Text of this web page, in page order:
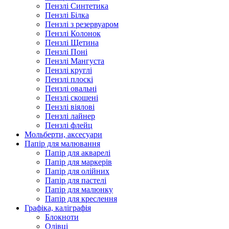
Пензлі Синтетика
Пензлі Білка
Пензлі з резервуаром
Пензлі Колонок
Пензлі Щетина
Пензлі Поні
Пензлі Мангуста
Пензлі круглі
Пензлі плоскі
Пензлі овальні
Пензлі скошені
Пензлі віялові
Пензлі лайнер
Пензлі флейц
Мольберти, аксесуари
Папір для малювання
Папір для акварелі
Папір для маркерів
Папір для олійних
Папір для пастелі
Папір для малюнку
Папір для креслення
Графіка, каліграфія
Блокноти
Олівці